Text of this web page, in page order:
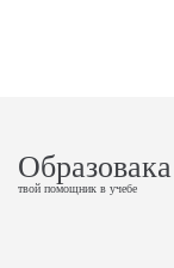
Образовака
твой помощник в учебе